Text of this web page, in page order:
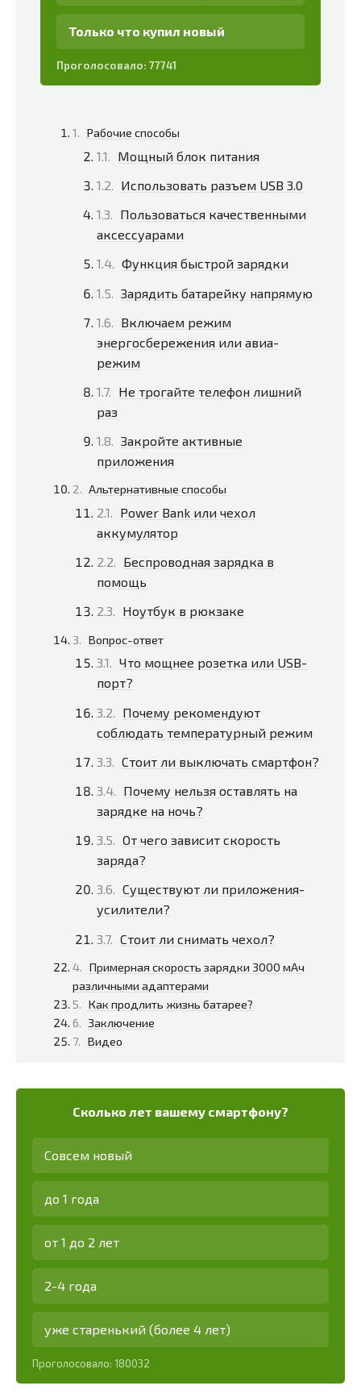
Только что купил новый
Проголосовало: 77741
Рабочие способы
Мощный блок питания
Использовать разъем USB 3.0
Пользоваться качественными
аксессуарами
Функция быстрой зарядки
Зарядить батарейку напрямую
Включаем режим
энергосбережения или авиа-
режим
Не трогайте телефон лишний
раз
Закройте активные
приложения
Альтернативные способы
Power Bank или чехол
аккумулятор
Беспроводная зарядка в
помощь
Ноутбук в рюкзаке
Вопрос-ответ
Что мощнее розетка или USB-
порт?
Почему рекомендуют
соблюдать температурный режим
Стоит ли выключать смартфон?
Почему нельзя оставлять на
зарядке на ночь?
От чего зависит скорость
заряда?
Существуют ли приложения-
усилители?
Стоит ли снимать чехол?
Примерная скорость зарядки 3000 мАч
различными адаптерами
Как продлить жизнь батарее?
Заключение
Видео
Сколько лет вашему смартфону?
Совсем новый
до 1 года
от 1 до 2 лет
2-4 года
уже старенький (более 4 лет)
Проголосовало: 180032